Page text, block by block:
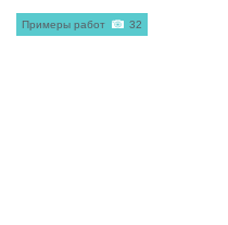
Примеры работ 32